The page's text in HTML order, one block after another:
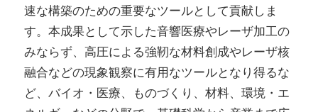
速な構築のための重要なツールとして貢献しま
す。本成果として示した音響医療やレーザ加工の
みならず、高圧による強靭な材料創成やレーザ核
融合などの現象観察に有用なツールとなり得るな
ど、バイオ・医療、ものづくり、材料、環境・エ